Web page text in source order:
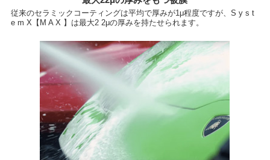
従来のセラミックコーティングは平均で厚みが1μ程度ですが、S y s t
e m X【M A X 】は最大2 2μの厚みを持たせられます。